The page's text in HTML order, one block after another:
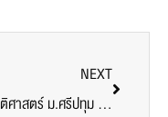
NEXT
“คณะนิติศาสตร์ ม.ศรีปทุม ปันน้ำใจ” ลงพื้นที่ช่วยเหลือนักศึกษาและประชาชน ที่ประสบภัยน้ำท่วม จ.อยุธยา